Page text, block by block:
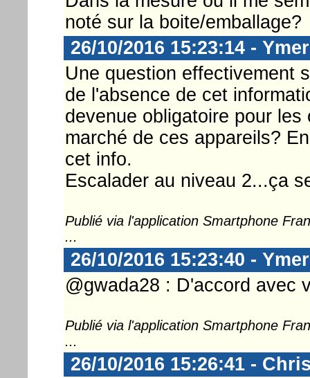
noté sur la boite/emballage?
26/10/2016 15:23:14 -
Une question effectivement
de l'absence de cet
devenue obligatoire pour
marché de ces appareils?
cet info.
Escalader au niveau 2...ça
Publié via l'application Smartphone
...
26/10/2016 15:23:40 -
@gwada28 : D'accord avec
Publié via l'application Smartphone
...
26/10/2016 15:26:41 -